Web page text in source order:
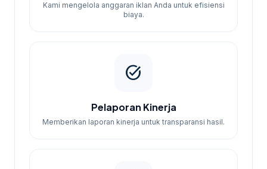
Kami mengelola anggaran iklan Anda untuk efisiensi
biaya.
task_alt
Pelaporan Kinerja
Memberikan laporan kinerja untuk transparansi hasil.